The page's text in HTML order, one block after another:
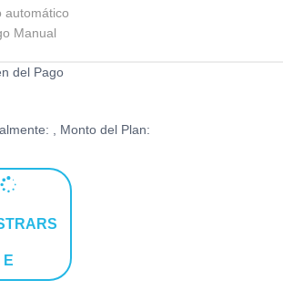
automático
Manual
del Pago
, Monto del Plan:
E